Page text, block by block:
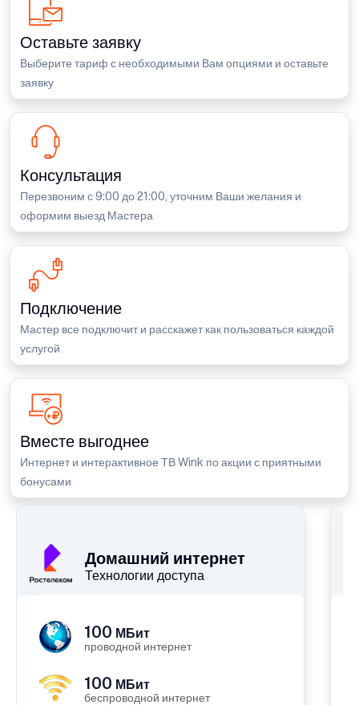
Оставьте заявку
Выберите тариф с необходимыми Вам опциями и оставьте
заявку
Консультация
Перезвоним с 9:00 до 21:00, уточним Ваши желания и
оформим выезд Мастера
Подключение
Мастер все подключит и расскажет как пользоваться каждой
услугой
Вместе выгоднее
Интернет и интерактивное ТВ Wink по акции с приятными
бонусами
Домашний интернет
Технологии доступа
100 МБит
проводной интернет
100 МБит
беспроводной интернет